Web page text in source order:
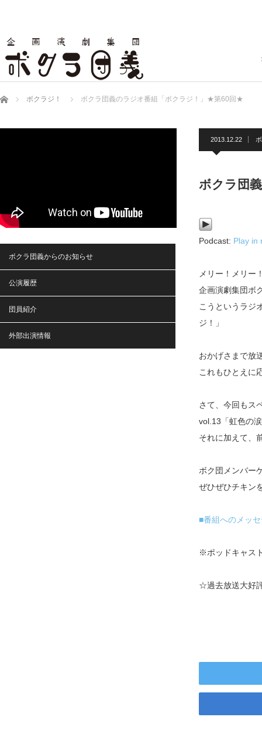
ホーム ボクラジ！ ボクラ団義のラジオ番組「ボクラジ！」★第60回★
2013.12.22
ボクラ団
Podcast: Play in
メリー！メリー
企画演劇集団ボ
こうというラジ
ジ！」
おかげさまで放
これもひとえに
さて、今回もス
vol.13「虹色の
それに加えて、
ボク団メンバー
ぜひぜひチキン
■番組へのメッ
※ポッドキャス
☆過去放送大好
ボクラ団義からのお知らせ
公演履歴
団員紹介
外部出演情報